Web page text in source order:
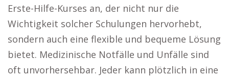
Erste-Hilfe-Kurses an, der nicht nur die
Wichtigkeit solcher Schulungen hervorhebt,
sondern auch eine flexible und bequeme Lösung
bietet. Medizinische Notfälle und Unfälle sind
oft unvorhersehbar. Jeder kann plötzlich in eine